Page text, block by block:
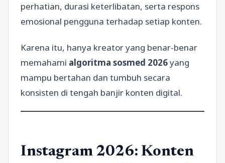
perhatian, durasi keterlibatan, serta respons
emosional pengguna terhadap setiap konten.
Karena itu, hanya kreator yang benar-benar
memahami algoritma sosmed 2026yang
mampu bertahan dan tumbuh secara
konsisten di tengah banjir konten digital.
Instagram 2026: Konten